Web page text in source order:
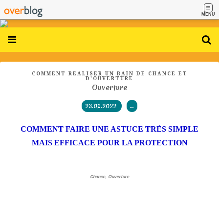
MENU
COMMENT RÉALISER UN BAIN DE CHANCE ET
D'OUVERTURE
Ouverture
23.01.2022 …
COMMENT FAIRE UNE ASTUCE TRÈS SIMPLE
MAIS EFFICACE POUR LA PROTECTION
Chance, Ouverture